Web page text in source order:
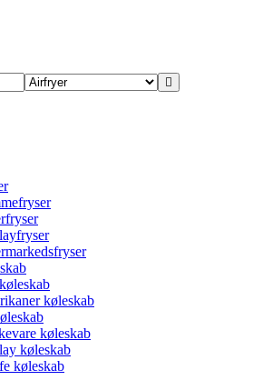
køleskab
køleskab
køleskab
køleskab